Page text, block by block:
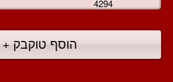
4294
הוסף טוקבק +